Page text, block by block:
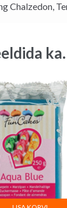
Chalzedon,